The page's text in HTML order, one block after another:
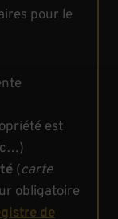
pour le
est
(carte
obligatoire
de